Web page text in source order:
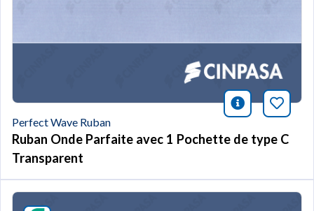
icono
Perfect Wave Ruban
Ruban Onde Parfaite avec 1 Pochette de type C
Transparent